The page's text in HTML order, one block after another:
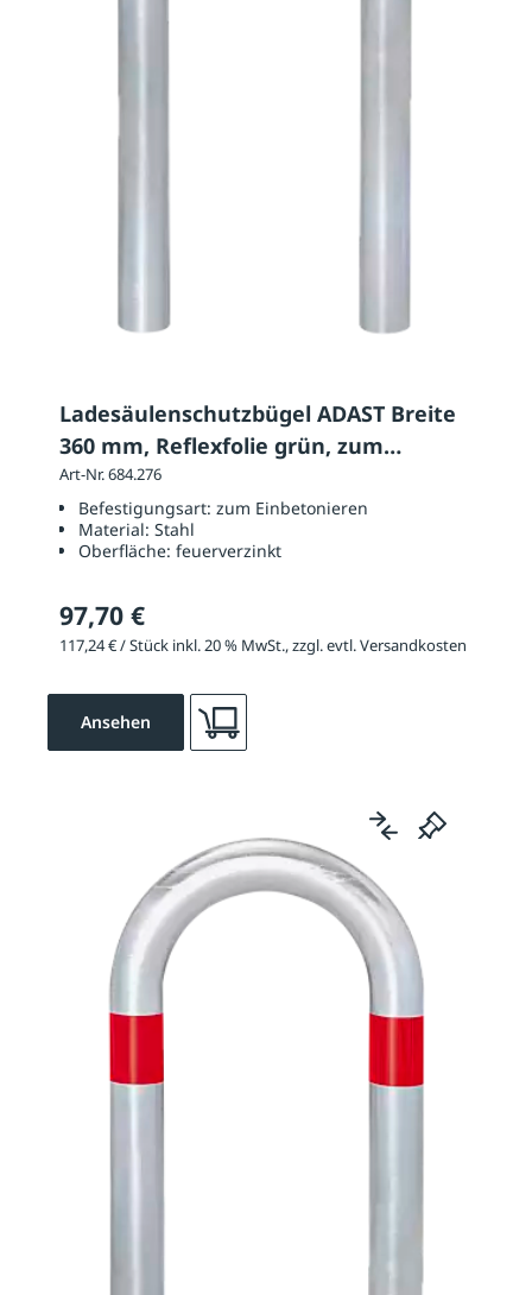
Ladesäulenschutzbügel ADAST Breite
360 mm, Reflexfolie grün, zum
Einbetonieren
Art-Nr. 684.276
Befestigungsart: zum Einbetonieren
Material: Stahl
Oberfläche: feuerverzinkt
97,70 €
117,24 € / Stück inkl. 20 % MwSt., zzgl. evtl. Versandkosten
Ansehen